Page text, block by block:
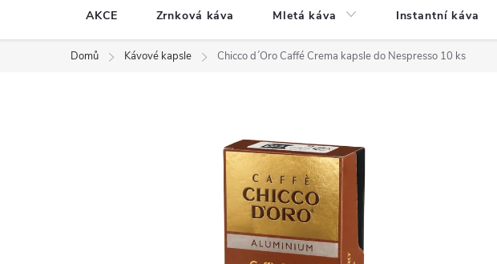
AKCE Zrnková káva Mletá káva Instantní káva
Domů Kávové kapsle Chicco d´Oro Caffé Crema kapsle do Nespresso 10 ks